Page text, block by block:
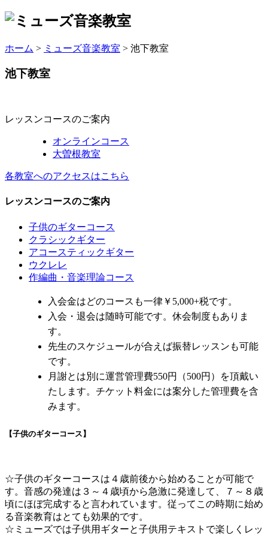
ホーム > ミューズ音楽教室 > 池下教室
池下教室
レッスンコースのご案内
オンラインコース
大曽根教室
各教室へのアクセスはこちら
レッスンコースのご案内
子供のギターコース
クラシックギター
アコースティックギター
ウクレレ
作編曲・音楽理論コース
入会金はどのコースも一律￥5,000+税です。
入会・退会は随時可能です。休会制度もありま
す。
先生のスケジュールが合えば振替レッスンも可能
です。
月謝とは別に運営管理費550円（500円）を頂戴い
たします。チケット料金には案分した管理費を含
みます。
【子供のギターコース】
☆子供のギターコースは４歳前後から始めることが可能で
す。音感の発達は３～４歳頃から急激に発達して、７～８歳
頃にほぼ完成すると言われています。従ってこの時期に始め
る音楽教育はとても効果的です。
☆ミューズでは子供用ギターと子供用テキストで楽しくレッ